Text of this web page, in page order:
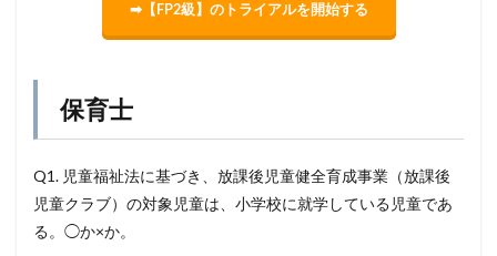
➡【FP2級】のトライアルを開始する
保育士
Q1. 児童福祉法に基づき、放課後児童健全育成事業（放課後
児童クラブ）の対象児童は、小学校に就学している児童であ
る。◯か×か。